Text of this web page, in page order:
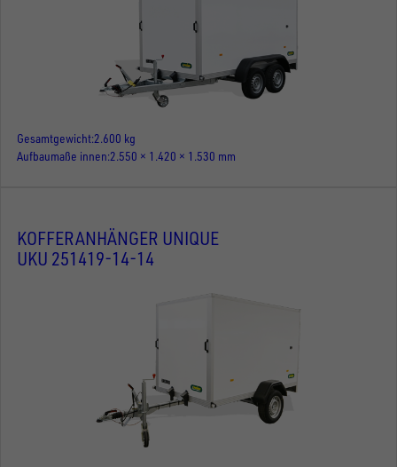
Gesamtgewicht 2.600 kg
Aufbaumaße innen 2.550 × 1.420 × 1.530 mm
KOFFERANHÄNGER UNIQUE
UKU 251419-14-14